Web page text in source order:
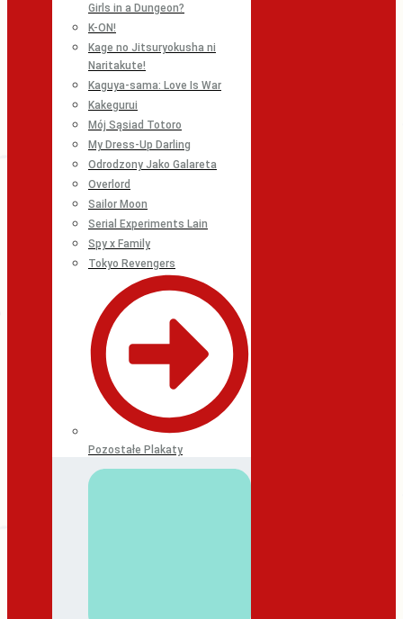
Girls in a Dungeon?
K-ON!
Kage no Jitsuryokusha ni
Naritakute!
Kaguya-sama: Love Is War
Kakegurui
Mój Sąsiad Totoro
My Dress-Up Darling
Odrodzony Jako Galareta
Overlord
Sailor Moon
Serial Experiments Lain
Spy x Family
Tokyo Revengers
Pozostałe Plakaty